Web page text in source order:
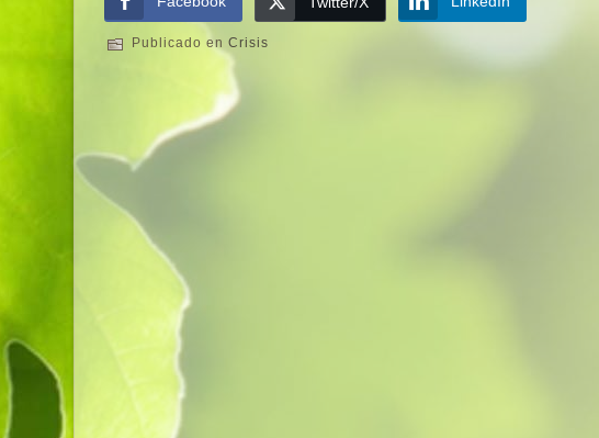
Publicado en Crisis